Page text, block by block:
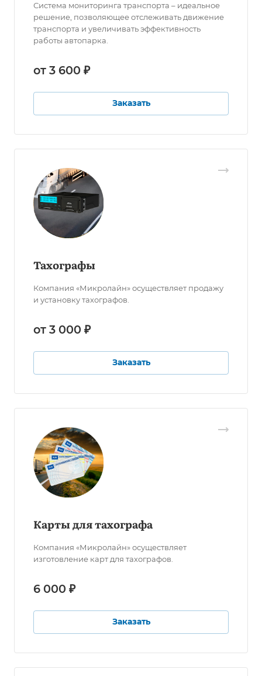
Система мониторинга транспорта – идеальное
решение, позволяющее отслеживать движение
транспорта и увеличивать эффективность
работы автопарка.
от 3 600 ₽
Заказать
Тахографы
Компания «Микролайн» осуществляет продажу
и установку тахографов.
от 3 000 ₽
Заказать
Карты для тахографа
Компания «Микролайн» осуществляет
изготовление карт для тахографов.
6 000 ₽
Заказать